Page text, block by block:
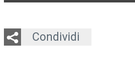
Condividi
Twitter
LinkedIn
Email
Whatsapp